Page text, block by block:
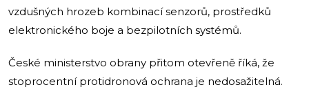
vzdušných hrozeb kombinací senzorů, prostředků
elektronického boje a bezpilotních systémů.
České ministerstvo obrany přitom otevřeně říká, že
stoprocentní protidronová ochrana je nedosažitelná.